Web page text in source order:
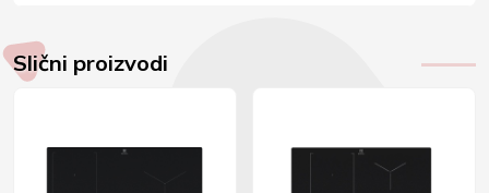
Slični proizvodi